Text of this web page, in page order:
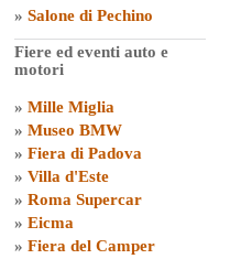
» Salone di Pechino
Fiere ed eventi auto e
motori
» Mille Miglia
» Museo BMW
» Fiera di Padova
» Villa d'Este
» Roma Supercar
» Eicma
» Fiera del Camper